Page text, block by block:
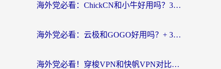
海外党必看：ChickCN和小牛好用吗？3招教你选对回国加速器无缝刷国内资源
海外党必看：云极和GOGO好用吗？+ 3步选对回国加速器，流畅看CCTV5海外直播
海外党必看！穿梭VPN和快帆VPN对比哪个回国效果更好？——3款冷门加速器实测+终极选择建议